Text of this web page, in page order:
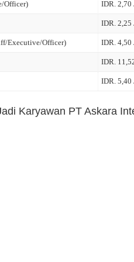
Officer) IDR. 2,70
IDR. 2,25
Executive/Officer) IDR. 4,50
IDR.
IDR. 5,40
Karyawan PT Askara